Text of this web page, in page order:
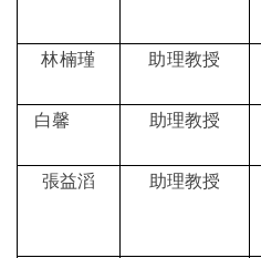
林楠瑾
助理教授
白馨
助理教授
張益滔
助理教授